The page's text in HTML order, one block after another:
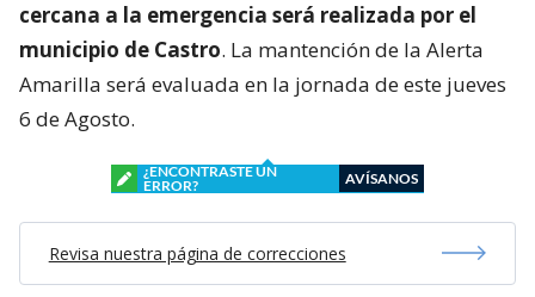
cercana a la emergencia será realizada por el
municipio de Castro. La mantención de la Alerta
Amarilla será evaluada en la jornada de este jueves
6 de Agosto.
¿ENCONTRASTE UN
ERROR?
AVÍSANOS
Revisa nuestra página de correcciones